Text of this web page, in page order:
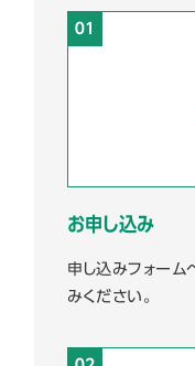
お申し込み
申し込みフォー
みください。